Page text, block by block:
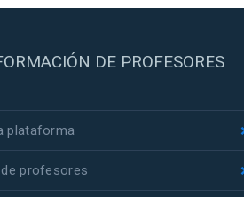
DE PROFESORES
plataforma
profesores